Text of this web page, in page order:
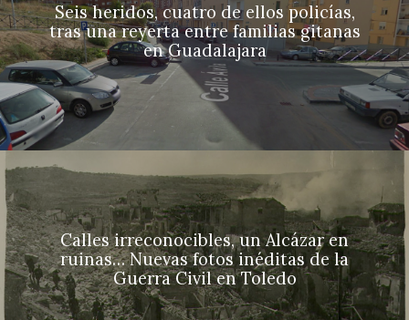
Seis heridos, cuatro de ellos policías,
tras una reyerta entre familias gitanas
en Guadalajara
Calles irreconocibles, un Alcázar en
ruinas… Nuevas fotos inéditas de la
Guerra Civil en Toledo